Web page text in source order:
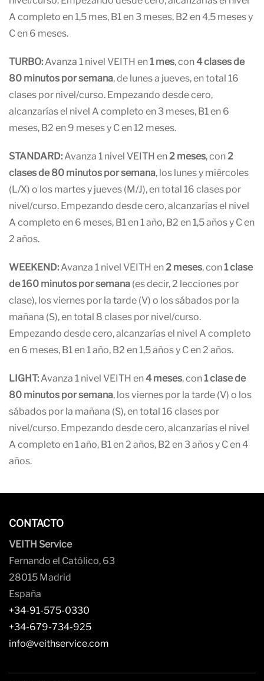
A completo en 1,5 mes, B1 en 3 meses, B2 en 4,5 meses y
C en 6 meses.
TURBO: Avanza 1 nivel VEITH en1 mes, con4 clases de
80 minutos por semana, de lunes a jueves, en total 16
clases por nivel/curso. Empezando desde cero,
alcanzarías el nivel A completo en 3 meses, B1 en 6
meses, B2 en 9 meses y C en 12 meses.
STANDARD: Avanza 1 nivel VEITH en 2 meses, con 2
clases de 80 minutos por semana, los lunes y miércoles
(L/X) o los martes y jueves (M/J), en total 16 clases por
nivel/curso. Empezando desde cero, alcanzarías el nivel
A completo en 6 meses, B1 en 1 año, B2 en 1,5 años y C en
2 años.
WEEKEND: Avanza 1 nivel VEITH en 2 meses, con1 clase
de 160 minutos por semana (es decir, 2 lecciones por
clase), los viernes por la tarde (V) o los sábados por la
mañana (S), en total 8 clases por nivel/curso.
Empezando desde cero, alcanzarías el nivel A completo
en 6 meses, B1 en 1 año, B2 en 1,5 años y C en 2 años.
LIGHT: Avanza 1 nivel VEITH en4 meses, con1 clase de
80 minutos por semana, los viernes por la tarde (V) o los
sábados por la mañana (S), en total 16 clases por
nivel/curso. Empezando desde cero, alcanzarías el nivel
A completo en 1 año, B1 en 2 años, B2 en 3 años y C en 4
años.
CONTACTO
VEITH Service
Fernando el Católico, 63
28015 Madrid
España
+34-91-575-0330
+34-679-734-925
info@veithservice.com